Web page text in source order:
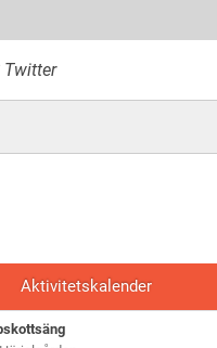
Twitter
Aktivitetskalender